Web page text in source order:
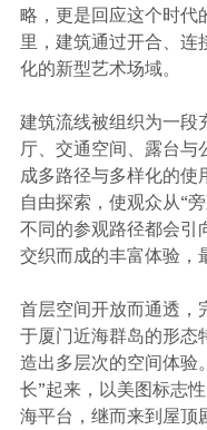
略，更是回应这个时代
里，建筑通过开合、连
化的新型艺术场域。
建筑流线被组织为一段
厅、交通空间、露台与
成多路径与多样化的使
自由探索，使观众从“
不同的参观路径都会引
交织而成的丰富体验，
首层空间开放而通透，
于厦门近海群岛的形态
造出多层次的空间体验
长”起来，以美图标志
海平台，继而来到屋顶